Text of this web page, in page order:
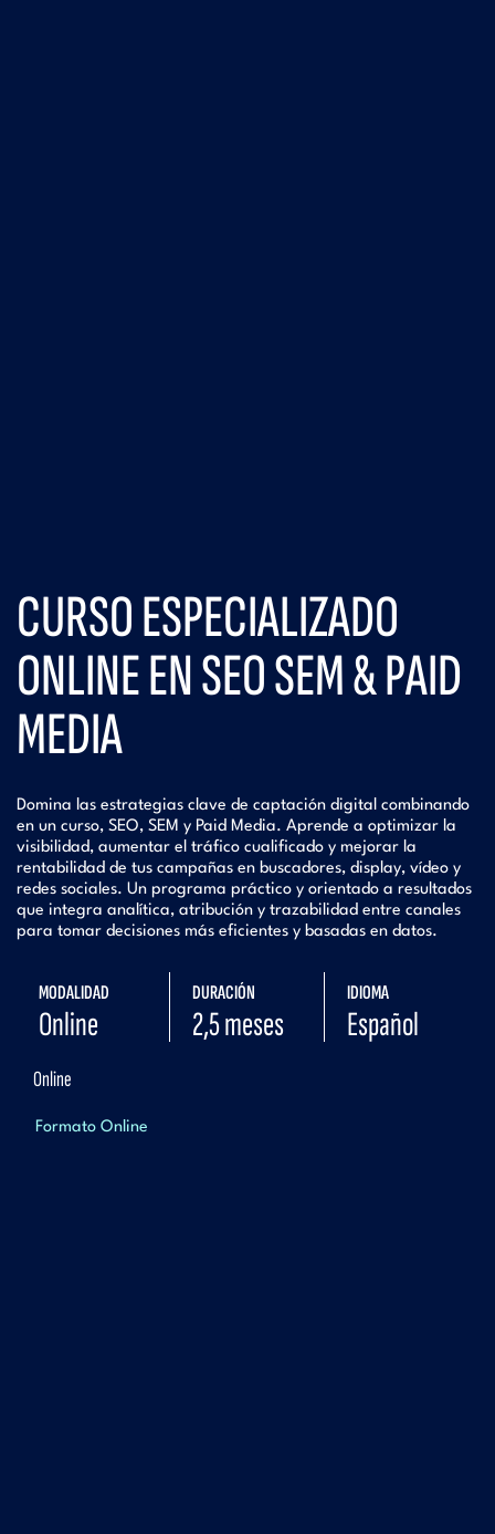
CURSO ESPECIALIZADO
ONLINE EN SEO SEM & PAID
MEDIA
Domina las estrategias clave de captación digital combinando
en un curso, SEO, SEM y Paid Media. Aprende a optimizar la
visibilidad, aumentar el tráfico cualificado y mejorar la
rentabilidad de tus campañas en buscadores, display, vídeo y
redes sociales. Un programa práctico y orientado a resultados
que integra analítica, atribución y trazabilidad entre canales
para tomar decisiones más eficientes y basadas en datos.
MODALIDAD
Online
DURACIÓN
2,5 meses
IDIOMA
Español
Online
Formato Online